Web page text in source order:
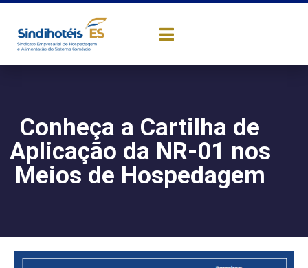
Conheça a Cartilha de
Aplicação da NR-01 nos
Meios de Hospedagem